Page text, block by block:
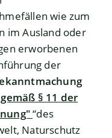
wie zum
im Ausland oder
erworbenen
der
§ 11 der
“des
Naturschutz